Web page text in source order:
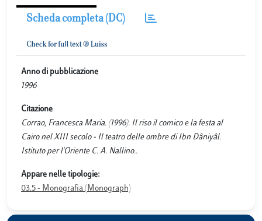
Scheda completa (DC)
Anno di pubblicazione
1996
Citazione
Corrao, Francesca Maria. (1996). Il riso il comico e la festa al
Cairo nel XIII secolo - Il teatro delle ombre di Ibn Dâniyâl.
Istituto per l'Oriente C. A. Nallino..
Appare nelle tipologie:
03.5 - Monografia (Monograph)